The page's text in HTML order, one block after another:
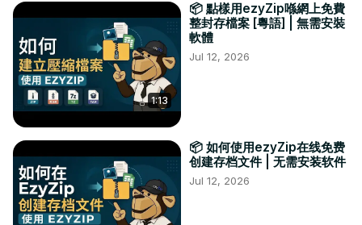
1:13
📦 點樣用ezyZip喺網上免費
整封存檔案 [粵語] | 無需安裝
軟體
Jul 12, 2026
📦 如何使用ezyZip在线免费
创建存档文件 | 无需安装软件
Jul 12, 2026